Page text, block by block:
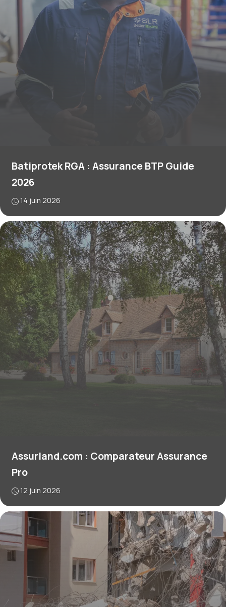
Batiprotek RGA : Assurance BTP Guide
2026
14 juin 2026
Assurland.com : Comparateur Assurance
Pro
12 juin 2026